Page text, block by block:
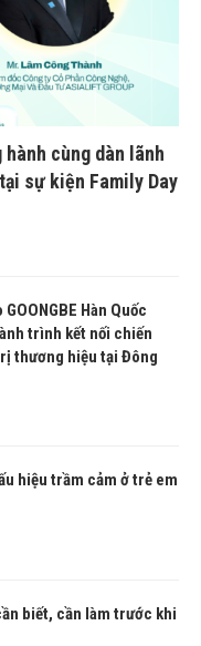
cùng dàn lãnh
sự kiện Family Day
Hàn Quốc
trình kết nối chiến
thương hiệu tại Đông
hiệu trầm cảm ở trẻ em
biết, cần làm trước khi